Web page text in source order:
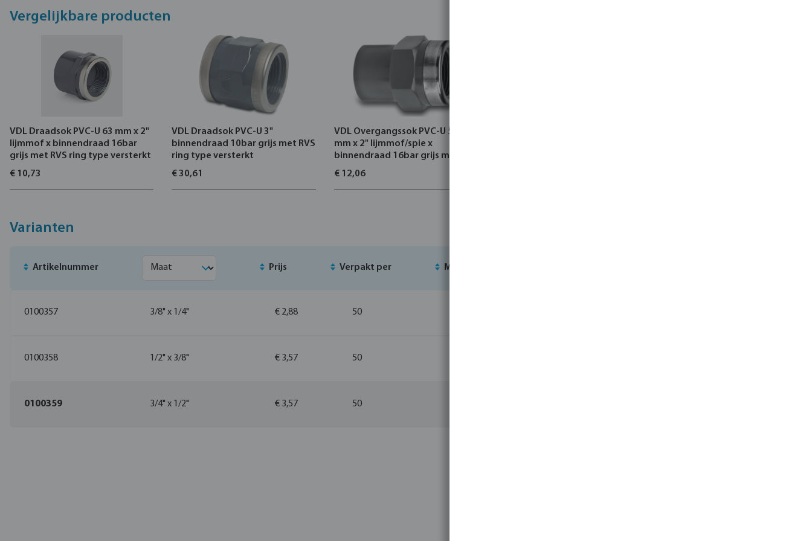
Vergelijkbare producten
VDL Draadsok PVC-U 63 mm x 2"
lijmmof x binnendraad 16bar
grijs met RVS ring type versterkt
€ 10,73
VDL Draadsok PVC-U 3"
binnendraad 10bar grijs met RVS
ring type versterkt
€ 30,61
VDL Overgangssok PVC-U 50/63
mm x 2" lijmmof/spie x
binnendraad 16bar grijs met RVS
ring type versterkt
€ 12,06
Varianten
Artikelnummer Prijs Verpakt per MSQ
0100357 3/8" x 1/4" € 2,88 50
0100358 1/2" x 3/8" € 3,57 50
0100359 3/4" x 1/2" € 3,57 50